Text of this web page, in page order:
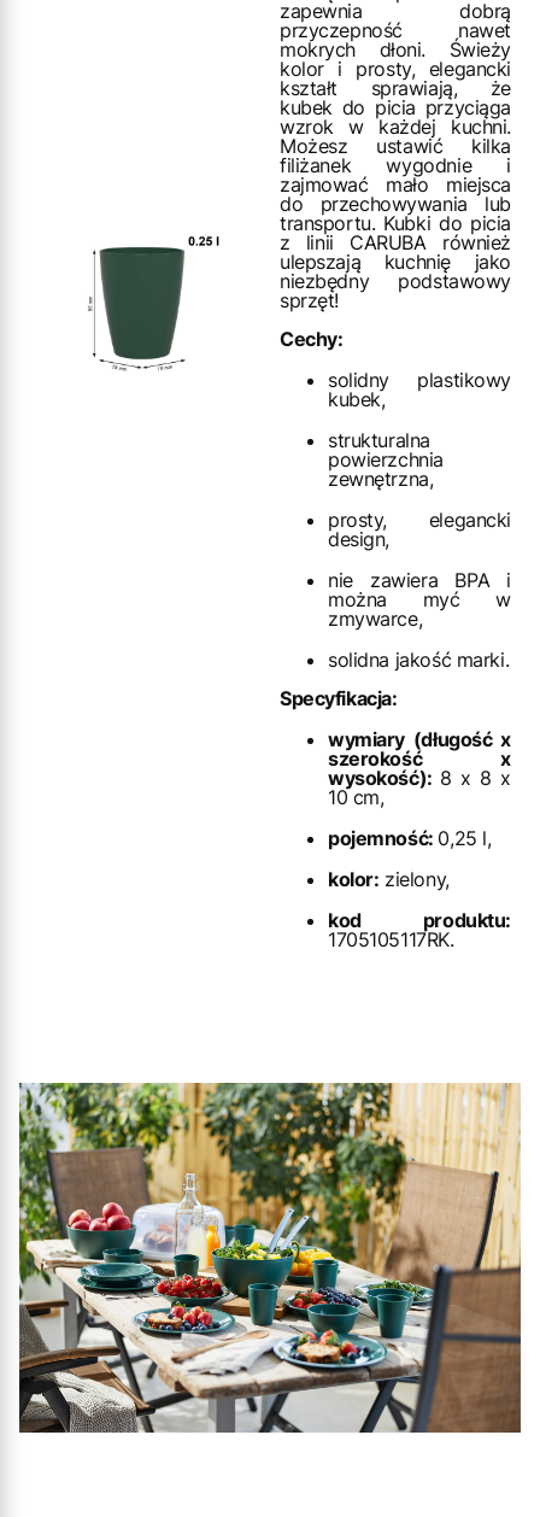
zapewnia dobrą
przyczepność nawet
mokrych dłoni. Świeży
kolor i prosty, elegancki
kształt sprawiają, że
kubek do picia przyciąga
wzrok w każdej kuchni.
Możesz ustawić kilka
filiżanek wygodnie i
zajmować mało miejsca
do przechowywania lub
transportu. Kubki do picia
z linii CARUBA również
ulepszają kuchnię jako
niezbędny podstawowy
sprzęt!
Cechy:
solidny plastikowy
kubek,
strukturalna
powierzchnia
zewnętrzna,
prosty, elegancki
design,
nie zawiera BPA i
można myć w
zmywarce,
solidna jakość marki.
Specyfikacja:
wymiary (długość x
szerokość x
wysokość): 8 x 8 x
10 cm,
pojemność: 0,25 l,
kolor: zielony,
kod produktu:
1705105117RK.